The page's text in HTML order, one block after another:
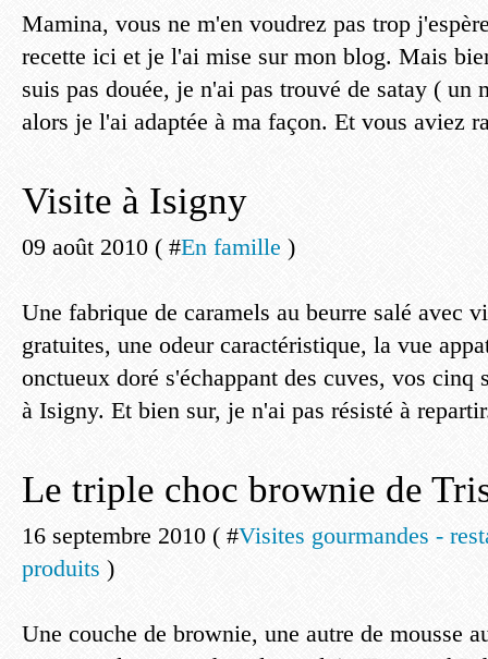
Mamina, vous ne m'en voudrez pas trop
recette ici et je l'ai mise sur mon blog. Mais
suis pas douée, je n'ai pas trouvé de satay ( un
alors je l'ai adaptée à ma façon. Et vous aviez
Visite à Isigny
09 août 2010 ( #En famille )
Une fabrique de caramels au beurre salé avec
gratuites, une odeur caractéristique, la vue
onctueux doré s'échappant des cuves, vos cinq
à Isigny. Et bien sur, je n'ai pas résisté à
Le triple choc brownie de
16 septembre 2010 ( #Visites gourmandes -
produits )
Une couche de brownie, une autre de mousse